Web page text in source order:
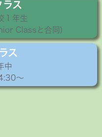
ス
１年生
Classと合同)
ス
中
～